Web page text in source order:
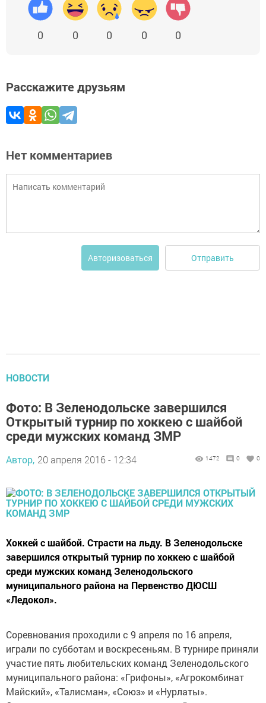
0 0 0 0 0
Расскажите друзьям
Нет комментариев
Авторизоваться Отправить
НОВОСТИ
Фото: В Зеленодольске завершился
Открытый турнир по хоккею с шайбой
среди мужских команд ЗМР
Автор, 20 апреля 2016 - 12:34 1472 0 0
Хоккей с шайбой. Страсти на льду. В Зеленодольске
завершился открытый турнир по хоккею с шайбой
среди мужских команд Зеленодольского
муниципального района на Первенство ДЮСШ
«Ледокол».
Соревнования проходили с 9 апреля по 16 апреля,
играли по субботам и воскресеньям. В турнире приняли
участие пять любительских команд Зеленодольского
муниципального района: «Грифоны», «Агрокомбинат
Майский», «Талисман», «Союз» и «Нурлаты».